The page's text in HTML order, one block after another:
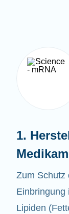
1.
Zum Schutz
Einbringung
Lipiden